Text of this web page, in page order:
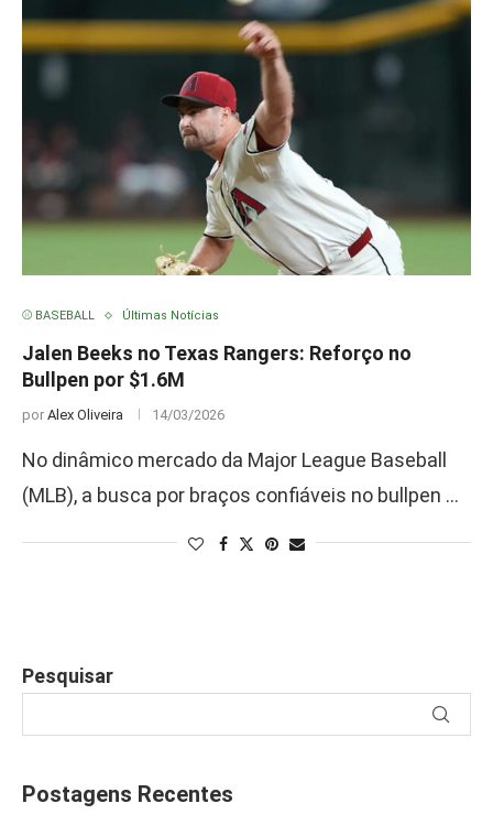
⚾ BASEBALL Últimas Notícias
Jalen Beeks no Texas Rangers: Reforço no
Bullpen por $1.6M
por Alex Oliveira 14/03/2026
No dinâmico mercado da Major League Baseball
(MLB), a busca por braços confiáveis no bullpen …
Pesquisar
Postagens Recentes